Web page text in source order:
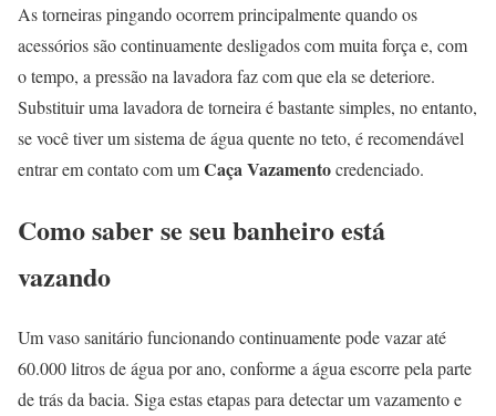
As torneiras pingando ocorrem principalmente quando os
acessórios são continuamente desligados com muita força e, com
o tempo, a pressão na lavadora faz com que ela se deteriore.
Substituir uma lavadora de torneira é bastante simples, no entanto,
se você tiver um sistema de água quente no teto, é recomendável
entrar em contato com umCaça Vazamentocredenciado.
Como saber se seu banheiro está
vazando
Um vaso sanitário funcionando continuamente pode vazar até
60.000 litros de água por ano, conforme a água escorre pela parte
de trás da bacia. Siga estas etapas para detectar um vazamento e